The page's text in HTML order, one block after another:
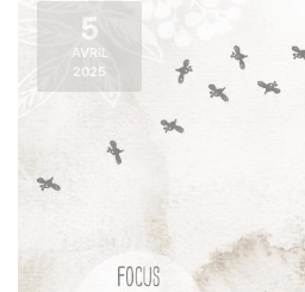
5
AVRIL
2025